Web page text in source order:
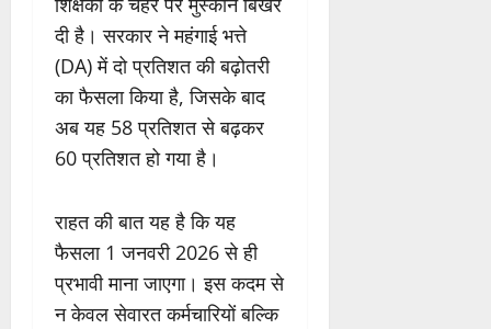
दी है। सरकार ने महंगाई भत्ते
(DA) में दो प्रतिशत की बढ़ोतरी
का फैसला किया है, जिसके बाद
अब यह 58 प्रतिशत से बढ़कर
60 प्रतिशत हो गया है।
राहत की बात यह है कि यह
फैसला 1 जनवरी 2026 से ही
प्रभावी माना जाएगा। इस कदम से
न केवल सेवारत कर्मचारियों बल्कि